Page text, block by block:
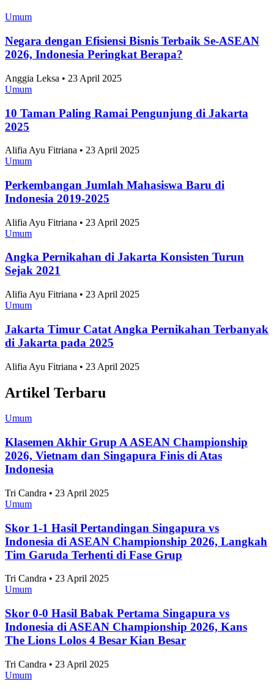
Umum
Negara dengan Efisiensi Bisnis Terbaik Se-ASEAN
2026, Indonesia Peringkat Berapa?
Anggia Leksa • 23 April 2025
Umum
10 Taman Paling Ramai Pengunjung di Jakarta
2025
Alifia Ayu Fitriana • 23 April 2025
Umum
Perkembangan Jumlah Mahasiswa Baru di
Indonesia 2019-2025
Alifia Ayu Fitriana • 23 April 2025
Umum
Angka Pernikahan di Jakarta Konsisten Turun
Sejak 2021
Alifia Ayu Fitriana • 23 April 2025
Umum
Jakarta Timur Catat Angka Pernikahan Terbanyak
di Jakarta pada 2025
Alifia Ayu Fitriana • 23 April 2025
Artikel Terbaru
Umum
Klasemen Akhir Grup A ASEAN Championship
2026, Vietnam dan Singapura Finis di Atas
Indonesia
Tri Candra • 23 April 2025
Umum
Skor 1-1 Hasil Pertandingan Singapura vs
Indonesia di ASEAN Championship 2026, Langkah
Tim Garuda Terhenti di Fase Grup
Tri Candra • 23 April 2025
Umum
Skor 0-0 Hasil Babak Pertama Singapura vs
Indonesia di ASEAN Championship 2026, Kans
The Lions Lolos 4 Besar Kian Besar
Tri Candra • 23 April 2025
Umum